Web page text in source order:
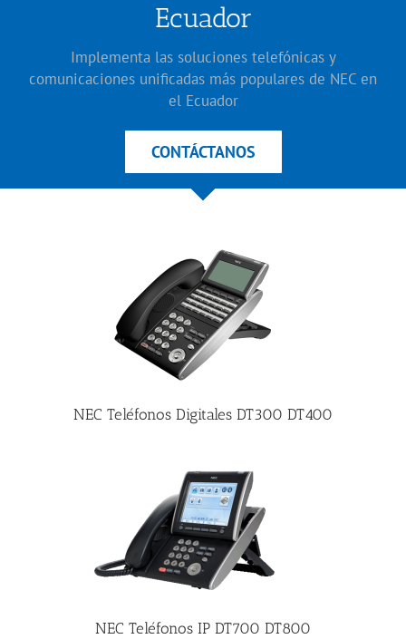
Ecuador
Implementa las soluciones telefónicas y
comunicaciones unificadas más populares de NEC en
el Ecuador
CONTÁCTANOS
NEC Teléfonos Digitales DT300 DT400
NEC Teléfonos IP DT700 DT800